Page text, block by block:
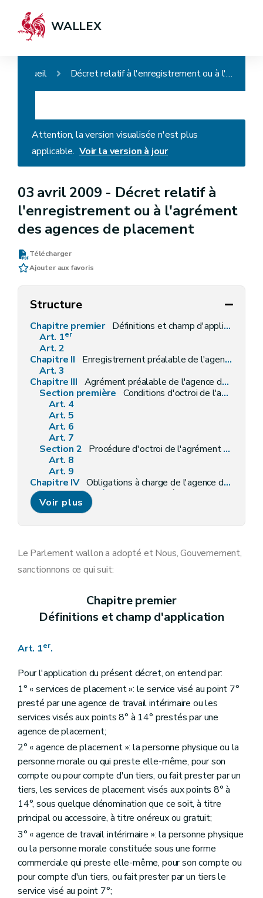
WALLEX
Accueil Décret relatif à l'enregistrement ou à l'agrément des agences de placement
Attention, la version visualisée n'est plus
applicable. Voir la version à jour
03 avril 2009 - Décret relatif à
l'enregistrement ou à l'agrément
des agences de placement
Télécharger
Ajouter aux favoris
Structure
Chapitre premier Définitions et champ d'application
Art. 1er
Art. 2
Chapitre II
Enregistrement préalable de l'agence de placement
Art. 3
Chapitre III Agrément préalable de l'agence de travail intérimaire
Section première Conditions d'octroi de l'agrément préalable
Art. 4
Art. 5
Art. 6
Art. 7
Section 2 Procédure d'octroi de l'agrément préalable
Art. 8
Art. 9
Chapitre IV Obligations à charge de l'agence de placement enregistrée et de l'agence de travail intérimaire agréée
Section première
Obligations à charge de l'agence de placement enregistrée
Art. 10
Section 2
Chapitre V Suspension et retrait de l'enregistrement de l'agence de placement ou de l'agrément de l'agence de travail intérimaire
Chapitre VI Commission consultative et de concertation en matière de placement
Contrôle et sanctions
Art. 16
Art. 19
Art. 20
Art. 21
Art. 22
Art. 23
Art. 24
Art. 25
Art. 26
Voir plus
Le Parlement wallon a adopté et Nous, Gouvernement,
sanctionnons ce qui suit:
Chapitre premier
Définitions et champ d'application
Art. 1er.
Pour l'application du présent décret, on entend par:
1° « services de placement »: le service visé au point 7°
presté par une agence de travail intérimaire ou les
services visés aux points 8° à 14° prestés par une
agence de placement;
2° « agence de placement »: la personne physique ou la
personne morale ou qui preste elle-même, pour son
compte ou pour compte d'un tiers, ou fait prester par un
tiers, les services de placement visés aux points 8° à
14°, sous quelque dénomination que ce soit, à titre
principal ou accessoire, à titre onéreux ou gratuit;
3° « agence de travail intérimaire »: la personne physique
ou la personne morale constituée sous une forme
commerciale qui preste elle-même, pour son compte ou
pour compte d'un tiers, ou fait prester par un tiers le
service visé au point 7°;